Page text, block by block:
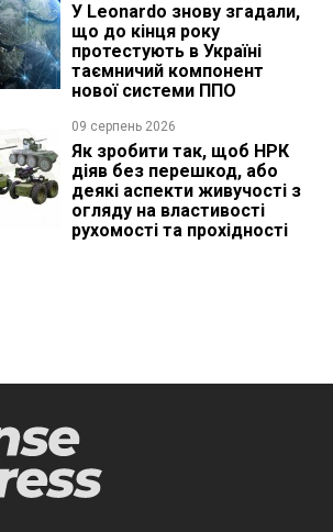
У Leonardo знову згадали,
що до кінця року
протестують в Україні
таємничий компонент
нової системи ППО
09 серпень 2026
Як зробити так, щоб НРК
діяв без перешкод, або
деякі аспекти живучості з
огляду на властивості
рухомості та прохідності